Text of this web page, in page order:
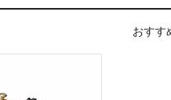
おすす